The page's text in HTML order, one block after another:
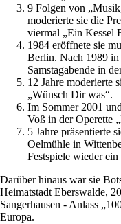
9 Folgen von
moderierte sie die
viermal „Ein Kessel
1984 eröffnete sie
Berlin. Nach 1989
Samstagabende in
12 Jahre moderierte
„Wünsch Dir was“.
Im Sommer 2001
Voß in der Operette
5 Jahre präsentierte
Oelmühle in
Festspiele wieder
Darüber hinaus war sie
Heimatstadt Eberswalde,
Sangerhausen - Anlass
Europa.